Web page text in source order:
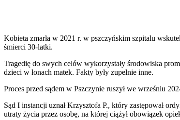
Kobieta zmarła w 2021 r. w pszczyńskim szpitalu
śmierci 30-latki.
Tragedię do swych celów wykorzystały środowiska
dzieci w łonach matek. Fakty były zupełnie inne.
Proces przed sądem w Pszczynie ruszył we wrześniu
Sąd I instancji uznał Krzysztofa P., który zastępował
utraty życia przez osobę, na której ciążył obowiązek